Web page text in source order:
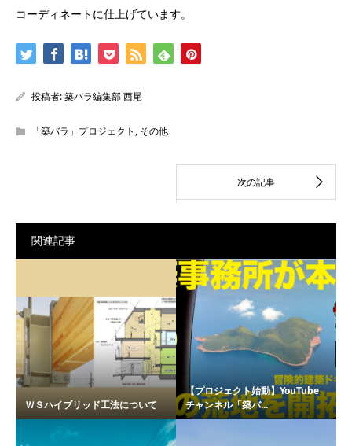
コーディネートに仕上げています。
投稿者:築バラ編集部 西尾
「築バラ」プロジェクト , その他
関連記事
ＷＳハイブリッド工法について
【プロジェクト始動】YouTube
チャンネル「築バ...